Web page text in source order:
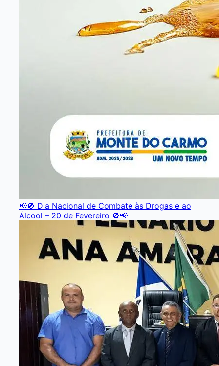
📢🚫 Dia Nacional de Combate às Drogas e ao
Álcool – 20 de Fevereiro 🚫📢